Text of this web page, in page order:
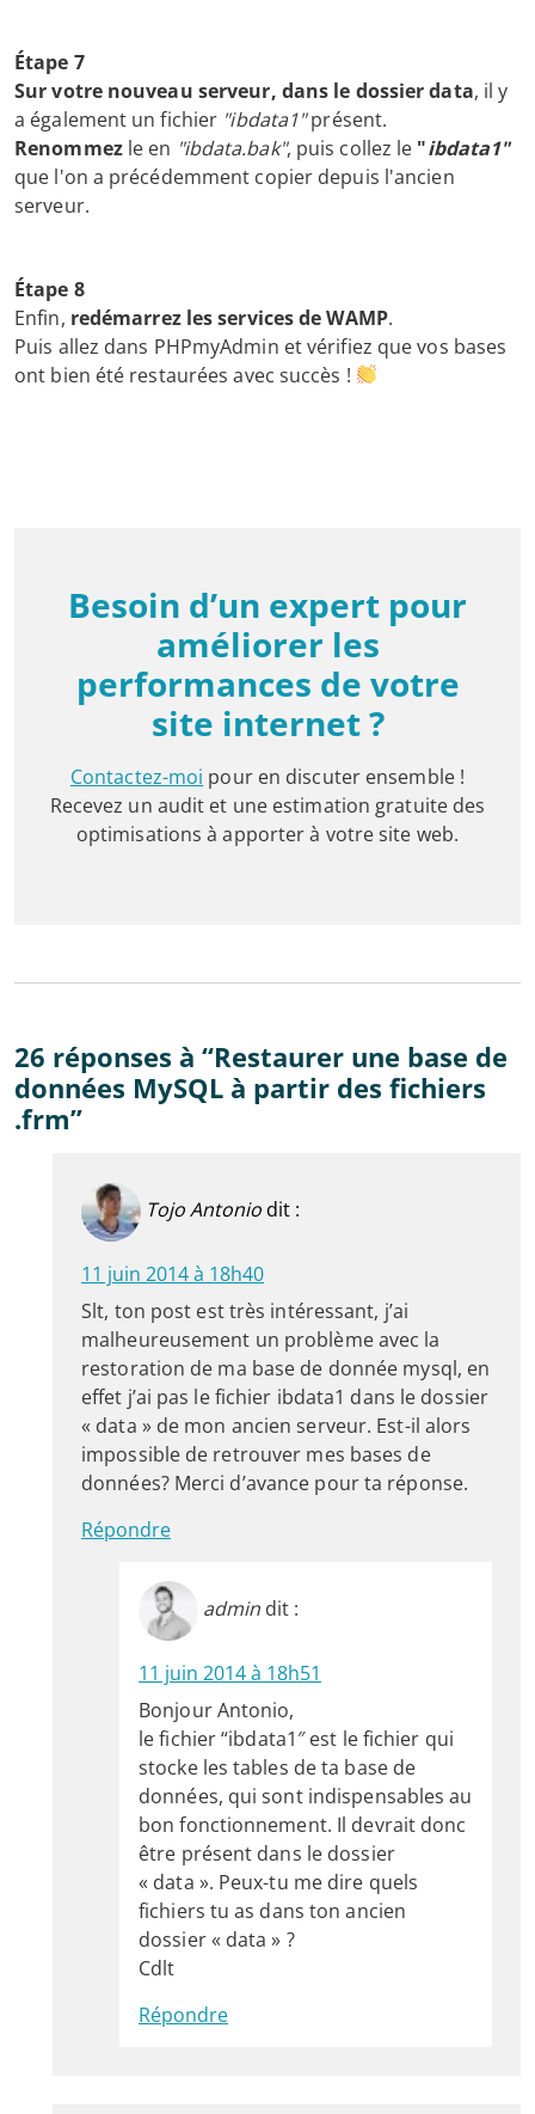
Étape 7
Sur votre nouveau serveur, dans le dossier data, il y
a également un fichier "ibdata1"présent.
Renommezle en "ibdata.bak", puis collez le "ibdata1"
que l'on a précédemment copier depuis l'ancien
serveur.
Étape 8
Enfin, redémarrez les services de WAMP.
Puis allez dans PHPmyAdmin et vérifiez que vos bases
ont bien été restaurées avec succès !
Besoin d’un expert pour
améliorer les
performances de votre
site internet ?
Contactez-moi pour en discuter ensemble !
Recevez un audit et une estimation gratuite des
optimisations à apporter à votre site web.
26 réponses à “Restaurer une base de
données MySQL à partir des fichiers
.frm”
Tojo Antonio dit :
11 juin 2014 à 18h40
Slt, ton post est très intéressant, j’ai
malheureusement un problème avec la
restoration de ma base de donnée mysql, en
effet j’ai pas le fichier ibdata1 dans le dossier
« data » de mon ancien serveur. Est-il alors
impossible de retrouver mes bases de
données? Merci d’avance pour ta réponse.
Répondre
admin dit :
11 juin 2014 à 18h51
Bonjour Antonio,
le fichier “ibdata1″ est le fichier qui
stocke les tables de ta base de
données, qui sont indispensables au
bon fonctionnement. Il devrait donc
être présent dans le dossier
« data ». Peux-tu me dire quels
fichiers tu as dans ton ancien
dossier « data » ?
Cdlt
Répondre